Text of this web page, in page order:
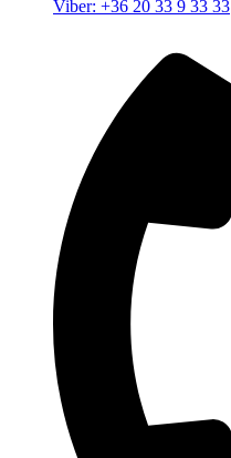
Viber: +36 20 33 9 33 33